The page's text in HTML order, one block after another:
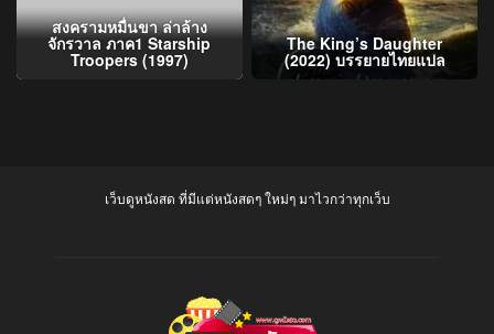
สงครามหมื่นขา ล่าล้าง
จักรวาล ภาค1 Starship
Troopers (1997)
The King’s Daughter
(2022) บรรยายไทยแปล
เว็บดูหนังสด ที่มีแต่หนังสดๆ ใหม่ๆ มาไวกว่าทุกเว็บ